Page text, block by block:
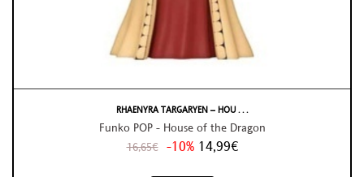
RHAENYRA TARGARYEN – HOU . . .
Funko POP - House of the Dragon
16,65€ -10% 14,99€